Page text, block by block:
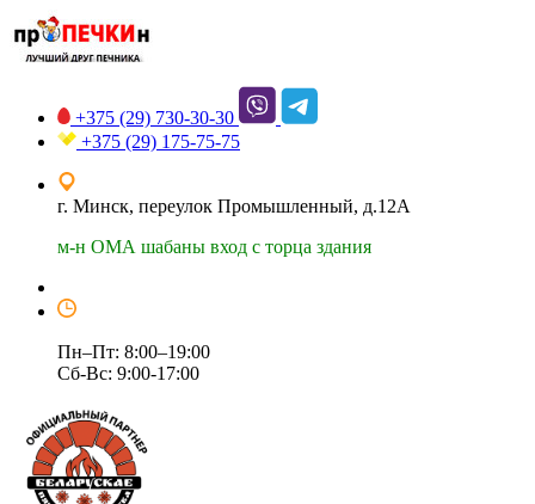
+375 (29) 730-30-30
+375 (29) 175-75-75
г. Минск, переулок Промышленный, д.12А
м-н ОМА шабаны вход с торца здания
Пн–Пт: 8:00–19:00
Сб-Вс: 9:00-17:00